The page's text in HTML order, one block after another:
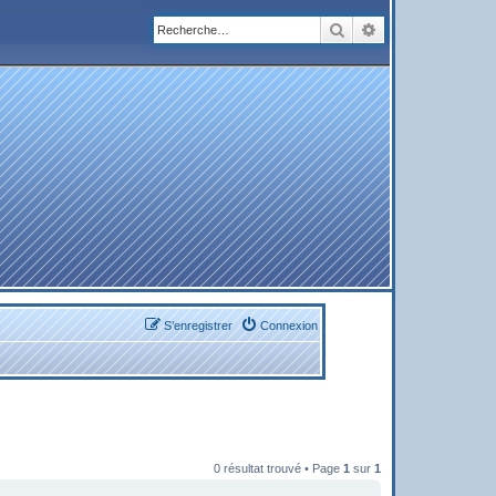
Rechercher
Connexion
S’enregistrer
0 résultat trouvé • Page 1 sur 1